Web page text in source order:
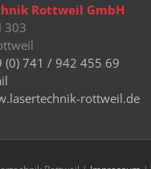
Rottweil GmbH
303
741 / 942 455 69
rottweil.de